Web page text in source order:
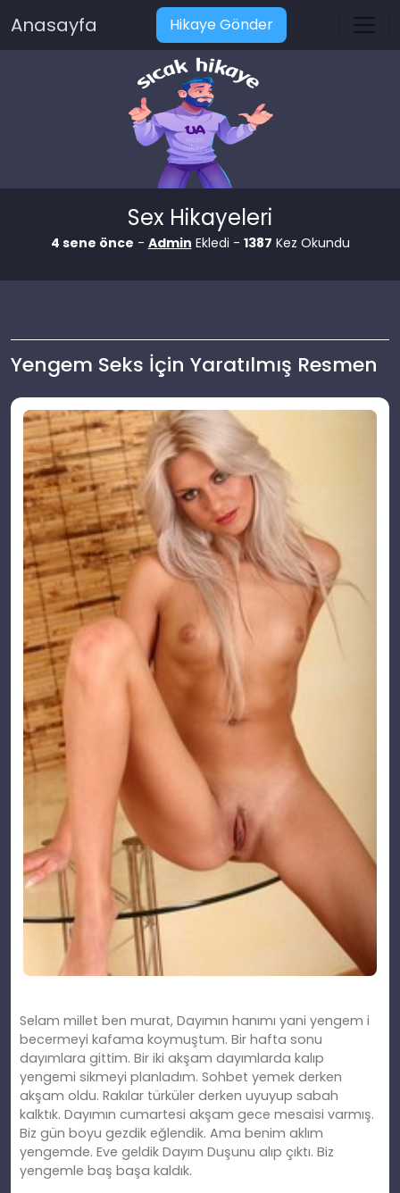
Anasayfa Hikaye Gönder
Sex Hikayeleri
4 sene önce - Admin Ekledi - 1387 Kez Okundu
Yengem Seks İçin Yaratılmış Resmen
Selam millet ben murat, Dayımın hanımı yani yengem i
becermeyi kafama koymuştum. Bir hafta sonu
dayımlara gittim. Bir iki akşam dayımlarda kalıp
yengemi sikmeyi planladım. Sohbet yemek derken
akşam oldu. Rakılar türküler derken uyuyup sabah
kalktık. Dayımın cumartesi akşam gece mesaisi varmış.
Biz gün boyu gezdik eğlendik. Ama benim aklım
yengemde. Eve geldik Dayım Duşunu alıp çıktı. Biz
yengemle baş başa kaldık.